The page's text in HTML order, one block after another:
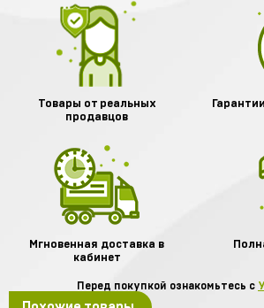
Товары от реальных
продавцов
Мгновенная доставка в
кабинет
Перед покупкой ознакомьтесь с